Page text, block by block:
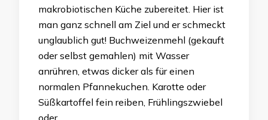
makrobiotischen Küche zubereitet. Hier ist
man ganz schnell am Ziel und er schmeckt
unglaublich gut! Buchweizenmehl (gekauft
oder selbst gemahlen) mit Wasser
anrühren, etwas dicker als für einen
normalen Pfannekuchen. Karotte oder
Süßkartoffel fein reiben, Frühlingszwiebel
oder …